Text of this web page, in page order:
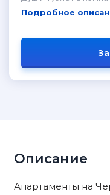
Подробное
Описание
Апартаменты на